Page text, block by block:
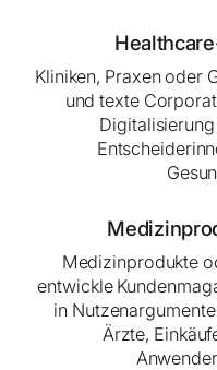
Kliniken, Praxen oder
und texte
Medizinprodukte
entwickle
in
Ärzte,